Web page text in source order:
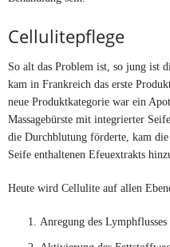
Cellulitepflege
So alt das Problem ist, so jung ist
kam in Frankreich das erste
neue Produktkategorie war ein
Massagebürste mit integrierter
die Durchblutung förderte, kam
Seife enthaltenen Efeuextrakts
Heute wird Cellulite auf allen
Anregung des Lymphflusses